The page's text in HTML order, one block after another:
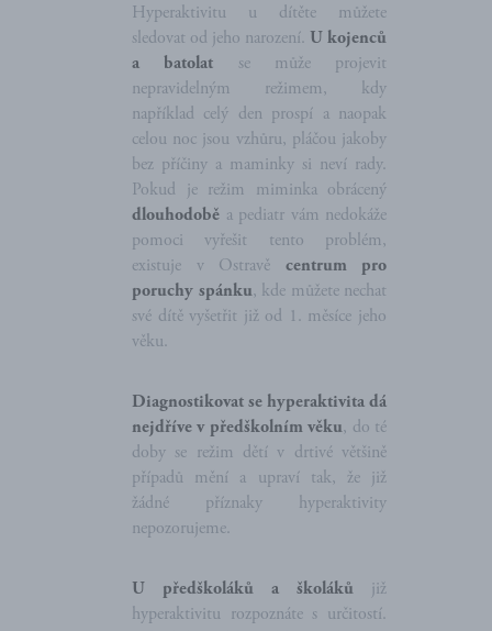
Hyperaktivitu u dítěte můžete
sledovat od jeho narození. U kojenců
a batolat se může projevit
nepravidelným režimem, kdy
například celý den prospí a naopak
celou noc jsou vzhůru, pláčou jakoby
bez příčiny a maminky si neví rady.
Pokud je režim miminka obrácený
dlouhodobě a pediatr vám nedokáže
pomoci vyřešit tento problém,
existuje v Ostravě centrum pro
poruchy spánku, kde můžete nechat
své dítě vyšetřit již od 1. měsíce jeho
věku.
Diagnostikovat se hyperaktivita dá
nejdříve v předškolním věku, do té
doby se režim dětí v drtivé většině
případů mění a upraví tak, že již
žádné příznaky hyperaktivity
nepozorujeme.
U předškoláků a školáků již
hyperaktivitu rozpoznáte s určitostí.